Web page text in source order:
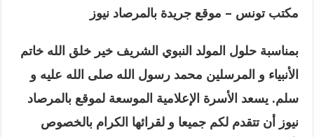
مكتب تونس – موقع جريدة بالمرصاد نيوز
بمناسبة حلول المولد النبوي الشريف خير خلق الله خاتم
الأنبياء و المرسلين محمد رسول الله صلى الله عليه و
سلم. يسعد الأسرة الإعلامية الموسعة لموقع بالمرصاد
نيوز أن تتقدم لكم جميعا و لقرائها الكرام بالخصوص